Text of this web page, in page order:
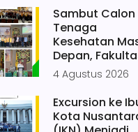
Sambut Calon
Tenaga
Kesehatan
Depan,
4 Agustus 2026
Excursion ke
Kota